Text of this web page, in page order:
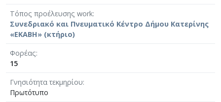
Τόπος προέλευσης work
Συνεδριακό και Πνευματικό Κέντρο Δήμου Κατερίνης
«ΕΚΑΒΗ» (κτήριο)
Φορέας
15
Γνησιότητα τεκμηρίου
Πρωτότυπο